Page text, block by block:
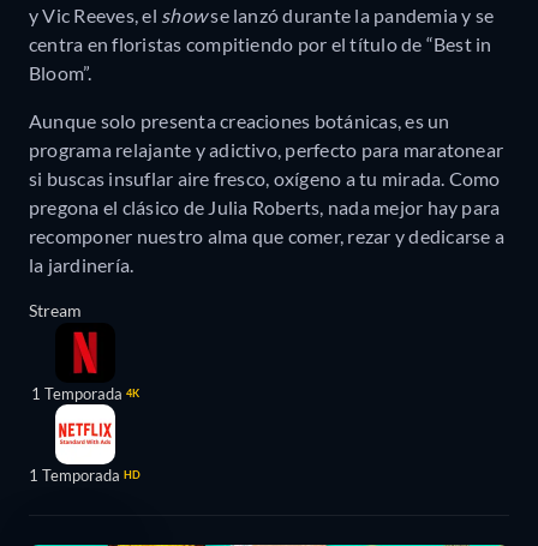
y Vic Reeves, el showse lanzó durante la pandemia y se
centra en floristas compitiendo por el título de “Best in
Bloom”.
Aunque solo presenta creaciones botánicas, es un
programa relajante y adictivo, perfecto para maratonear
si buscas insuflar aire fresco, oxígeno a tu mirada. Como
pregona el clásico de Julia Roberts, nada mejor hay para
recomponer nuestro alma que comer, rezar y dedicarse a
la jardinería.
Stream
1 Temporada 4K
1 Temporada HD